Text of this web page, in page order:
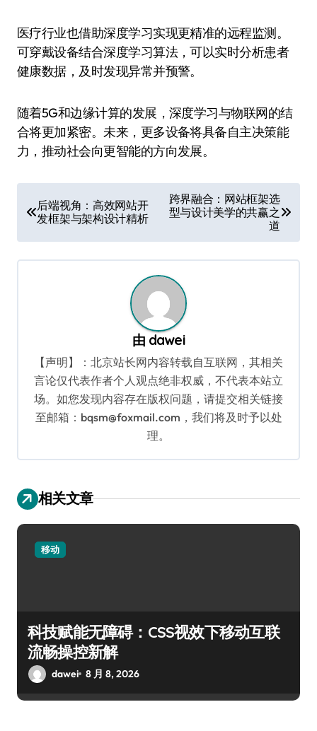
医疗行业也借助深度学习实现更精准的远程监测。
可穿戴设备结合深度学习算法，可以实时分析患者
健康数据，及时发现异常并预警。
随着5G和边缘计算的发展，深度学习与物联网的结
合将更加紧密。未来，更多设备将具备自主决策能
力，推动社会向更智能的方向发展。
章
导
航
后端视角：高效网站开
发框架与架构设计精析
跨界融合：网站框架选
型与设计美学的共赢之
道
由 dawei
【声明】：北京站长网内容转载自互联网，其相关
言论仅代表作者个人观点绝非权威，不代表本站立
场。如您发现内容存在版权问题，请提交相关链接
至邮箱：bqsm@foxmail.com，我们将及时予以处
理。
相关文章
移动
科技赋能无障碍：CSS视效下移动互联
流畅操控新解
dawei 8 月 8, 2026